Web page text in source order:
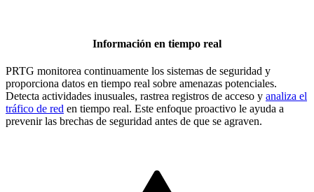
Información en tiempo real
PRTG monitorea continuamente los sistemas de seguridad y
proporciona datos en tiempo real sobre amenazas potenciales.
Detecta actividades inusuales, rastrea registros de acceso y analiza el
tráfico de red en tiempo real. Este enfoque proactivo le ayuda a
prevenir las brechas de seguridad antes de que se agraven.